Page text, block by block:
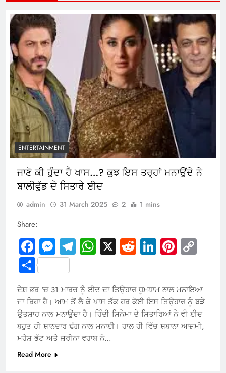
ENTERTAINMENT
ਜਾਣੋ ਕੀ ਹੁੰਦਾ ਹੈ ਖਾਸ…? ਕੁਝ ਇਸ ਤਰ੍ਹਾਂ ਮਨਾਉਂਦੇ ਨੇ
ਬਾਲੀਵੁੱਡ ਦੇ ਸਿਤਾਰੇ ਈਦ
admin 31 March 2025 2 1 mins
Share:
Facebook
Messenger
Telegram
WhatsApp
X RedditLinkedIn
Share
ਦੇਸ਼ ਭਰ ‘ਚ 31 ਮਾਰਚ ਨੂੰ ਈਦ ਦਾ ਤਿਉਹਾਰ ਧੂਮਧਾਮ ਨਾਲ ਮਨਾਇਆ
ਜਾ ਰਿਹਾ ਹੈ। ਆਮ ਤੋਂ ਲੈ ਕੇ ਖਾਸ ਤੱਕ ਹਰ ਕੋਈ ਇਸ ਤਿਉਹਾਰ ਨੂੰ ਬੜੇ
ਉਤਸ਼ਾਹ ਨਾਲ ਮਨਾਉਂਦਾ ਹੈ। ਹਿੰਦੀ ਸਿਨੇਮਾ ਦੇ ਸਿਤਾਰਿਆਂ ਨੇ ਵੀ ਈਦ
ਬਹੁਤ ਹੀ ਸ਼ਾਨਦਾਰ ਢੰਗ ਨਾਲ ਮਨਾਈ। ਹਾਲ ਹੀ ਵਿੱਚ ਸ਼ਬਾਨਾ ਆਜ਼ਮੀ,
ਮਹੇਸ਼ ਭੱਟ ਅਤੇ ਜ਼ਰੀਨਾ ਵਹਾਬ ਨੇ…
Read More